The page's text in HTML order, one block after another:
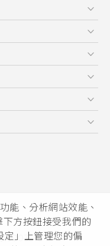
能、分析網站效能、
方按鈕接受我們的
」上管理您的偏
16003518